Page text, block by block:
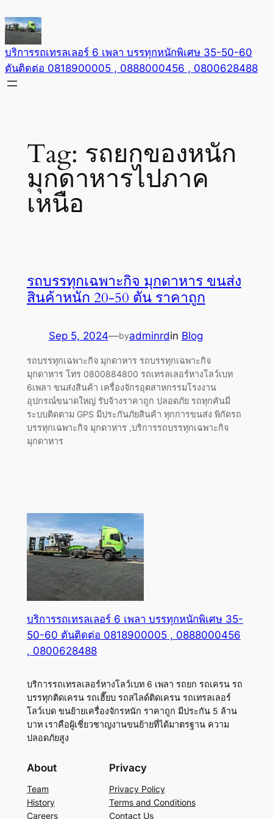
to
content
บริการรถเทรลเลอร์ 6 เพลา บรรทุกหนักพิเศษ 35-50-60
ตันติดต่อ 0818900005 , 0888000456 , 0800628488
Tag: รถยกของหนัก
มุกดาหารไปภาค
เหนือ
รถบรรทุกเฉพาะกิจ มุกดาหาร ขนส่ง
สินค้าหนัก 20-50 ตัน ราคาถูก
Sep 5, 2024—byadminrdin Blog
รถบรรทุกเฉพาะกิจ มุกดาหาร รถบรรทุกเฉพาะกิจ
มุกดาหาร โทร 0800884800 รถเทรลเลอร์หางโลว์เบท
6เพลา ขนส่งสินค้า เครื่องจักรอุตสาหกรรมโรงงาน
อุปกรณ์ขนาดใหญ่ รับจ้างราคาถูก ปลอดภัย รถทุกคันมี
ระบบติดตาม GPS มีประกันภัยสินค้า ทุกการขนส่ง พิกัดรถ
บรรทุกเฉพาะกิจ มุกดาหาร ,บริการรถบรรทุกเฉพาะกิจ
มุกดาหาร
บริการรถเทรลเลอร์ 6 เพลา บรรทุกหนักพิเศษ 35-
50-60 ตันติดต่อ 0818900005 , 0888000456
, 0800628488
บริการรถเทรลเลอร์หางโลว์เบท 6 เพลา รถยก รถเครน รถ
บรรทุกติดเครน รถเฮี๊ยบ รถสไลด์ติดเครน รถเทรลเลอร์
โลว์เบด ขนย้ายเครื่องจักรหนัก ราคาถูก มีประกัน 5 ล้าน
บาท เราคือผู้เชี่ยวชาญงานขนย้ายที่ได้มาตรฐาน ความ
ปลอดภัยสูง
About
Team
History
Careers
Privacy
Privacy Policy
Terms and Conditions
Contact Us